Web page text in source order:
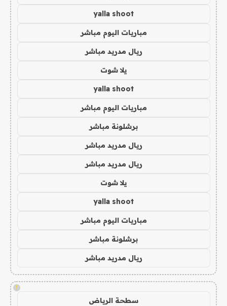
yalla shoot
مباريات اليوم مباشر
ريال مدريد مباشر
يلا شوت
yalla shoot
مباريات اليوم مباشر
برشلونة مباشر
ريال مدريد مباشر
ريال مدريد مباشر
يلا شوت
yalla shoot
مباريات اليوم مباشر
برشلونة مباشر
ريال مدريد مباشر
!
سطحة الرياض